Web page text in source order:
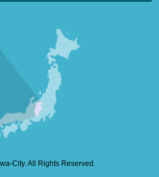
City. All Rights Reserved.